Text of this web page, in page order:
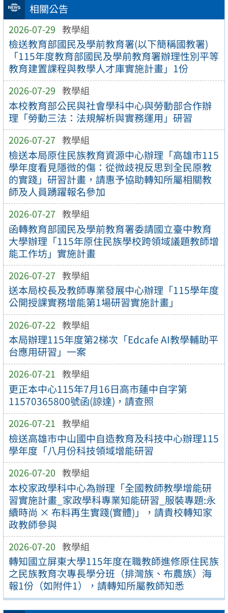
相關公告
2026-07-29 教學組
檢送教育部國民及學前教育署(以下簡稱國教署)
「115年度教育部國民及學前教育署辦理性別平等
教育建置課程與教學人才庫實施計畫」1份
2026-07-29 教學組
本校教育部公民與社會學科中心與勞動部合作辦
理「勞動三法：法規解析與實務運用」研習
2026-07-27 教學組
檢送本局原住民族教育資源中心辦理「高雄市115
學年度看見隱微的傷：從微歧視反思到全民原教
的實踐」研習計畫，請惠予協助轉知所屬相關教
師及人員踴躍報名參加
2026-07-27 教學組
函轉教育部國民及學前教育署委請國立臺中教育
大學辦理「115年原住民族學校跨領域議題教師增
能工作坊」實施計畫
2026-07-27 教學組
送本局校長及教師專業發展中心辦理「115學年度
公開授課實務增能第1場研習實施計畫」
2026-07-22 教學組
本局辦理115年度第2梯次「Edcafe AI教學輔助平
台應用研習」一案
2026-07-21 教學組
更正本中心115年7月16日高市蓮中自字第
11570365800號函(諒達)，請查照
2026-07-21 教學組
檢送高雄市中山國中自造教育及科技中心辦理115
學年度「八月份科技領域增能研習
2026-07-20 教學組
本校家政學科中心為辦理「全國教師教學增能研
習實施計畫_家政學科專業知能研習_服裝專題:永
續時尚 × 布料再生實踐(實體)」，請貴校轉知家
政教師參與
2026-07-20 教學組
轉知國立屏東大學115年度在職教師進修原住民族
之民族教育次專長學分班（排灣族、布農族）海
報1份（如附件1），請轉知所屬教師知悉